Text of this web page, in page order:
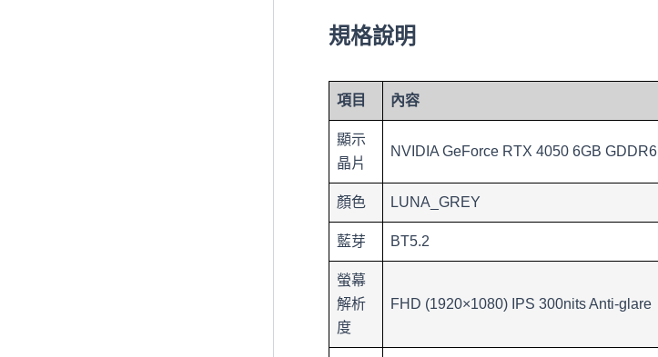
規格說明
項目 內容
顯示
晶片
NVIDIA GeForce RTX 4050 6GB GDDR6
顏色 LUNA_GREY
藍芽 BT5.2
螢幕
解析
度
FHD (1920×1080) IPS 300nits Anti-glare